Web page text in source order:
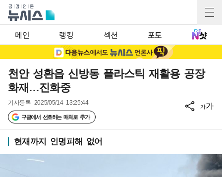
메인 랭킹 섹션 포토
천안 성환읍 신방동 플라스틱 재활용 공장
화재…진화중
기사등록 2025/05/14 13:25:44
구글에서 선호하는 매체로 추가
가가
현재까지 인명피해 없어